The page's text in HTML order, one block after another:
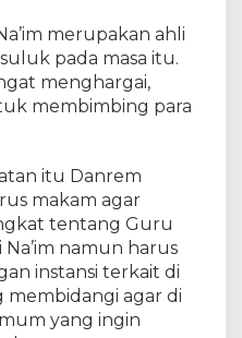
merupakan ahli
pada masa itu.
menghargai,
membimbing para
itu Danrem
makam agar
tentang Guru
namun harus
instansi terkait di
membidangi agar di
yang ingin